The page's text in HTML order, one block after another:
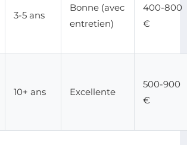
3-5 ans
Bonne (avec
entretien)
400-800
€
10+ ans Excellente
500-900
€